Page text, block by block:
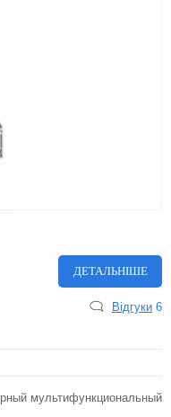
ДЕТАЛЬНІШЕ
Відгуки 6
мультифункциональный